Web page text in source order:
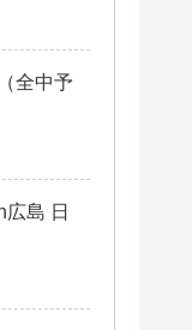
全中予
島 日